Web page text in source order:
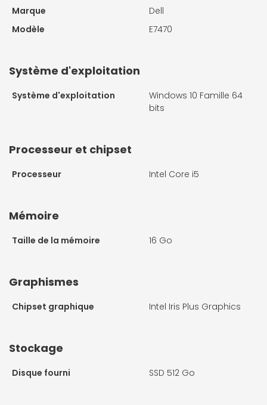
Marque
Dell
Modèle
E7470
Système d'exploitation
Système d'exploitation
Windows 10 Famille 64
bits
Processeur et chipset
Processeur Intel Core i5
Mémoire
Taille de la mémoire 16 Go
Graphismes
Chipset graphique Intel Iris Plus Graphics
Stockage
Disque fourni SSD 512 Go